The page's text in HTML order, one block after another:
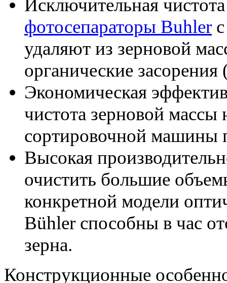
Исключительная
фотосепараторы Buhler
удаляют из зерновой
органические
Экономическая
чистота зерновой массы
сортировочной машины
Высокая
очистить большие
конкретной модели
Bühler способны в час
зерна.
Конструкционные